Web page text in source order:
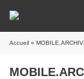
Accueil »